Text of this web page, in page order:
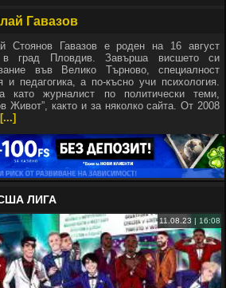
Гавазов
Стоянов Гавазов е роден на 16 август
в град Пловдив. Завърша висшето си
във Велико Търново, специалност
и педагогика, а по-късно учи психология.
като журналист по политически теми,
Живот”, както и за няколко сайта. От 2008
[...]
ЛИГА
11.08.23 | 16:08